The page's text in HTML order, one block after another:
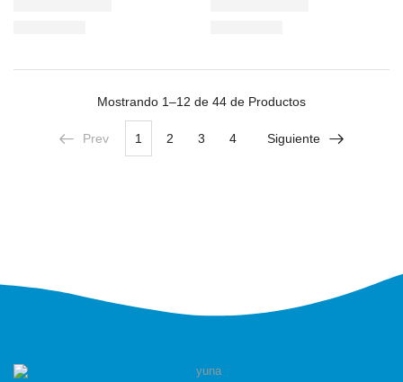
Mostrando 1–12 de 44 de Productos
Prev 1 2 3 4 Siguiente